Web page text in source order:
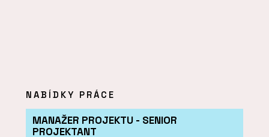
NABÍDKY PRÁCE
MANAŽER PROJEKTU - SENIOR
PROJEKTANT